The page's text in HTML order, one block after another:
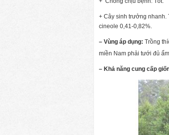
+ Cây sinh trưởng nhanh.
cineole 0,41-0,82%.
– Vùng áp dụng: Trồng
miền Nam phải tưới đủ
– Khả năng cung cấp